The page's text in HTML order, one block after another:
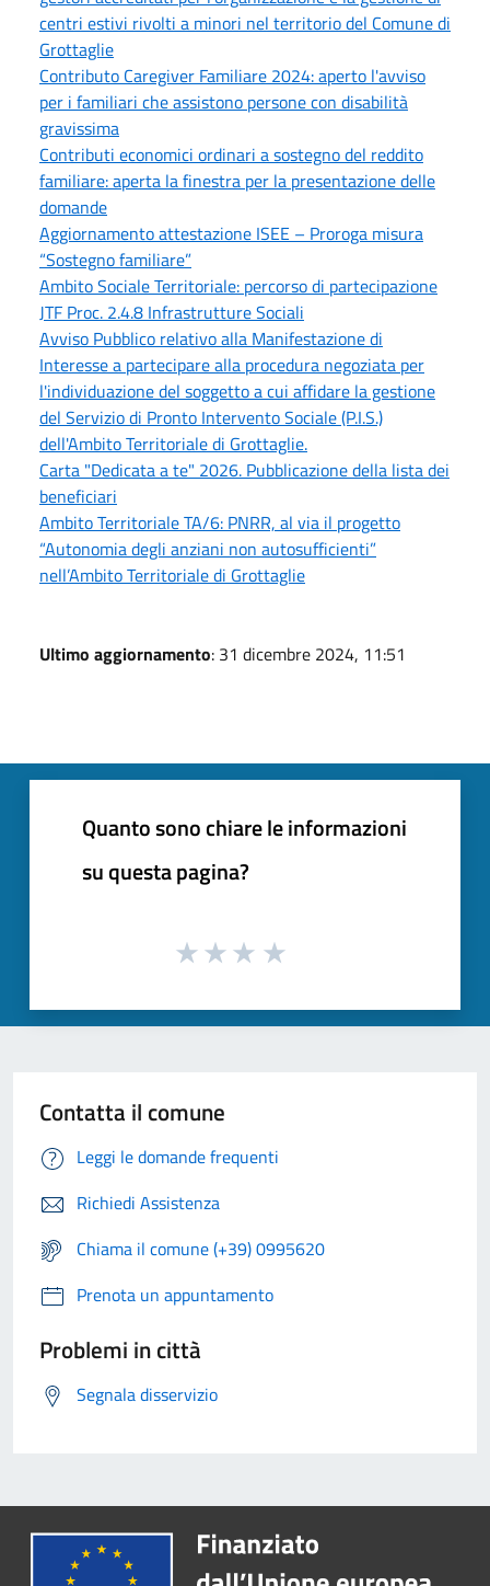
centri estivi rivolti a minori nel territorio del Comune di
Grottaglie
Contributo Caregiver Familiare 2024: aperto l'avviso
per i familiari che assistono persone con disabilità
gravissima
Contributi economici ordinari a sostegno del reddito
familiare: aperta la finestra per la presentazione delle
domande
Aggiornamento attestazione ISEE – Proroga misura
“Sostegno familiare”
Ambito Sociale Territoriale: percorso di partecipazione
JTF Proc. 2.4.8 Infrastrutture Sociali
Avviso Pubblico relativo alla Manifestazione di
Interesse a partecipare alla procedura negoziata per
l'individuazione del soggetto a cui affidare la gestione
del Servizio di Pronto Intervento Sociale (P.I.S.)
dell'Ambito Territoriale di Grottaglie.
Carta "Dedicata a te" 2026. Pubblicazione della lista dei
beneficiari
Ambito Territoriale TA/6: PNRR, al via il progetto
“Autonomia degli anziani non autosufficienti”
nell’Ambito Territoriale di Grottaglie
Ultimo aggiornamento: 31 dicembre 2024, 11:51
Quanto sono chiare le informazioni
su questa pagina?
Contatta il comune
Leggi le domande frequenti
Richiedi Assistenza
Chiama il comune (+39) 0995620
Prenota un appuntamento
Problemi in città
Segnala disservizio